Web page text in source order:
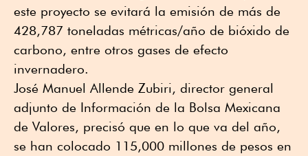
este proyecto se evitará la emisión de más de
428,787 toneladas métricas/año de bióxido de
carbono, entre otros gases de efecto
invernadero.
José Manuel Allende Zubiri, director general
adjunto de Información de la Bolsa Mexicana
de Valores, precisó que en lo que va del año,
se han colocado 115,000 millones de pesos en